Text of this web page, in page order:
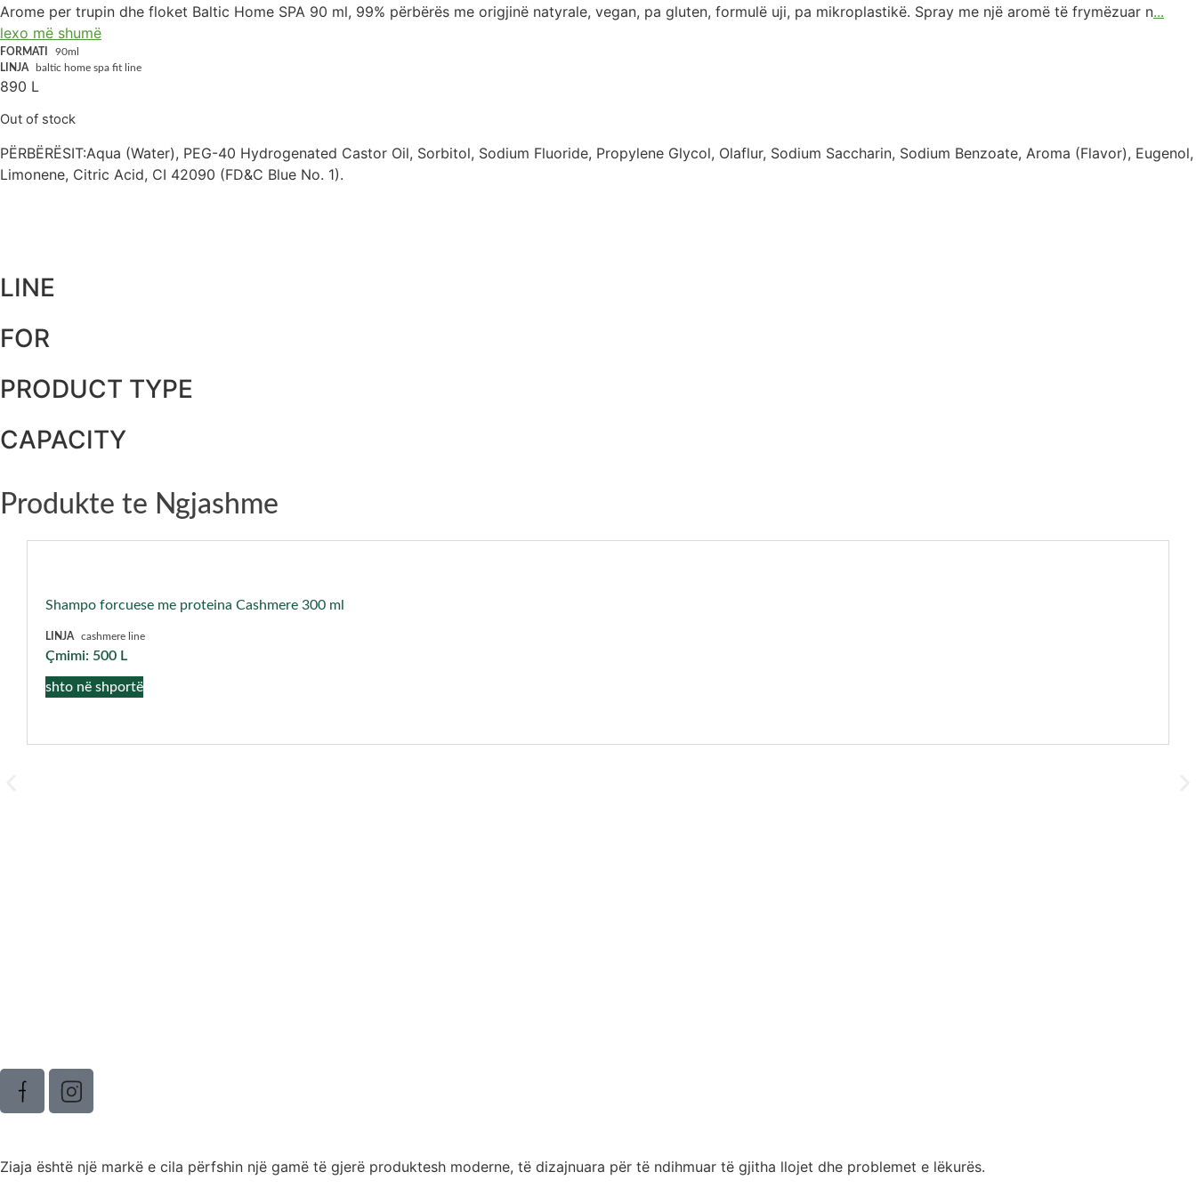
Arome per trupin dhe floket Baltic Home SPA 90 ml, 99% përbërës me origjinë natyrale, vegan, pa gluten, formulë uji, pa mikroplastikë. Spray me një aromë të frymëzuar n...
lexo më shumë
FORMATI
90ml
LINJA
baltic home spa fit line
890 L
Out of stock
PËRBËRËSIT:Aqua (Water), PEG-40 Hydrogenated Castor Oil, Sorbitol, Sodium Fluoride, Propylene Glycol, Olaflur, Sodium Saccharin, Sodium Benzoate, Aroma (Flavor), Eugenol,
Limonene, Citric Acid, CI 42090 (FD&C Blue No. 1).
LINE
FOR
PRODUCT TYPE
CAPACITY
Produkte te Ngjashme
Shampo forcuese me proteina Cashmere 300 ml
LINJA cashmere line
Çmimi: 500 L
shto në shportë
Ziaja është një markë e cila përfshin një gamë të gjerë produktesh moderne, të dizajnuara për të ndihmuar të gjitha llojet dhe problemet e lëkurës.